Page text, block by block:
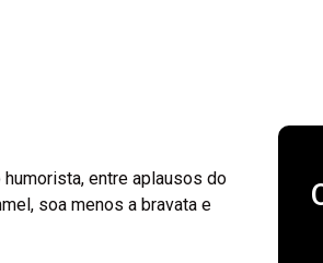
humorista, entre aplausos do
soa menos a bravata e